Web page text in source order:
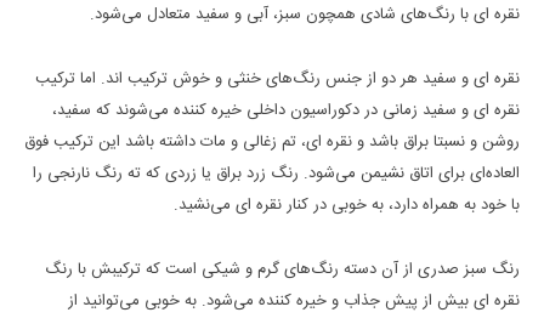
نقره ای با رنگ‌های شادی همچون سبز، آبی و سفید متعادل می‌شود.
نقره ای و سفید هر دو از جنس رنگ‌های خنثی و خوش ترکیب اند. اما ترکیب
نقره ای و سفید زمانی در دکوراسیون داخلی خیره کننده می‌شوند که سفید،
روشن و نسبتا براق باشد و نقره ای، تم زغالی و مات داشته باشد این ترکیب فوق
العاده‌ای برای اتاق نشیمن می‌شود. رنگ زرد براق یا زردی که ته رنگ نارنجی را
با خود به همراه دارد، به خوبی در کنار نقره ای می‌نشید.
رنگ سبز صدری از آن دسته رنگ‌های گرم و شیکی است که ترکیبش با رنگ
نقره ای بیش از پیش جذاب و خیره کننده می‌شود. به خوبی می‌توانید از